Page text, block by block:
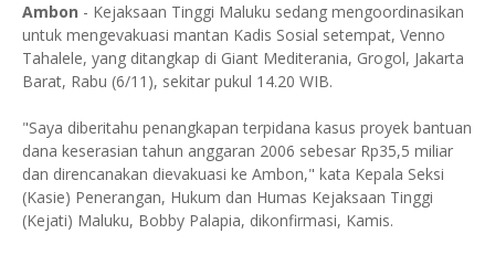
Ambon - Kejaksaan Tinggi Maluku sedang mengoordinasikan
untuk mengevakuasi mantan Kadis Sosial setempat, Venno
Tahalele, yang ditangkap di Giant Mediterania, Grogol, Jakarta
Barat, Rabu (6/11), sekitar pukul 14.20 WIB.
"Saya diberitahu penangkapan terpidana kasus proyek bantuan
dana keserasian tahun anggaran 2006 sebesar Rp35,5 miliar
dan direncanakan dievakuasi ke Ambon," kata Kepala Seksi
(Kasie) Penerangan, Hukum dan Humas Kejaksaan Tinggi
(Kejati) Maluku, Bobby Palapia, dikonfirmasi, Kamis.